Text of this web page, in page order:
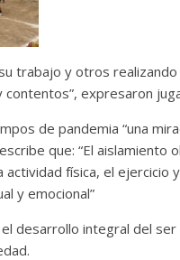
trabajo y otros
expresaron
de pandemia “una
que: “El
actividad física, el
y emocional”
desarrollo integral del